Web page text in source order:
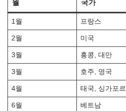
월 국가
1월 프랑스
2월 미국
3월 홍콩, 대만
3월 호주, 영국
4월 태국, 싱가포르
6월 베트남